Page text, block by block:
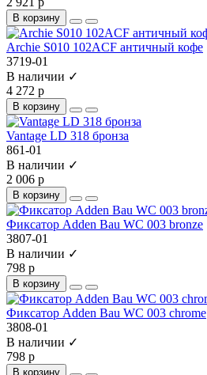
В корзину
Archie S010 102ACF античный кофе
3719-01
В наличии ✓
4 272 р
В корзину
Vantage LD 318 бронза
861-01
В наличии ✓
2 006 р
В корзину
Фиксатор Adden Bau WC 003 bronze
3807-01
В наличии ✓
798 р
В корзину
Фиксатор Adden Bau WC 003 chrome
3808-01
В наличии ✓
798 р
В корзину